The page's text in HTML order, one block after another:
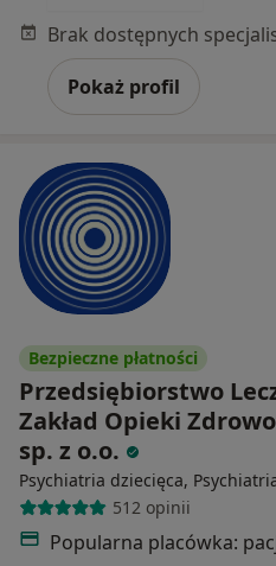
Pokaż profil
Bezpieczne płatności
Przedsiębiorstwo
Zakład Opieki
sp. z o.o.
Psychiatria dziecięca,
512 opinii
Popularna placówka: